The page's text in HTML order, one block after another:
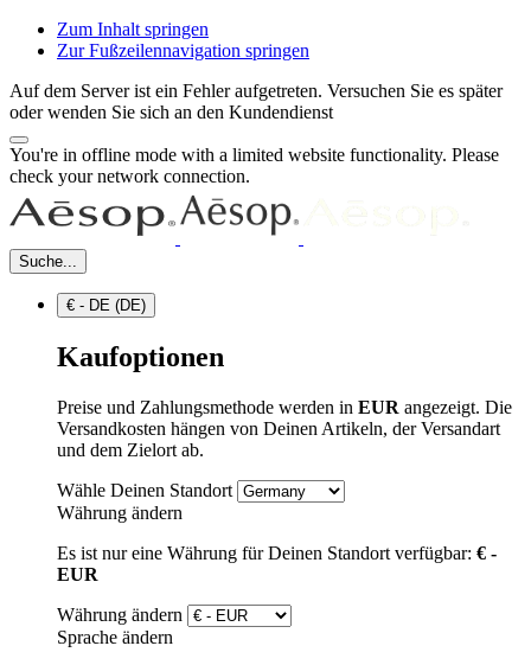
Zum Inhalt springen
Zur Fußzeilennavigation springen
Auf dem Server ist ein Fehler aufgetreten. Versuchen Sie es später
oder wenden Sie sich an den Kundendienst
You're in offline mode with a limited website functionality. Please
check your network connection.
Suche...
€ - DE (DE)
Kaufoptionen
Preise und Zahlungsmethode werden in EUR angezeigt. Die
Versandkosten hängen von Deinen Artikeln, der Versandart
und dem Zielort ab.
Wähle Deinen Standort
Währung ändern
Es ist nur eine Währung für Deinen Standort verfügbar: € -
EUR
Währung ändern
Sprache ändern